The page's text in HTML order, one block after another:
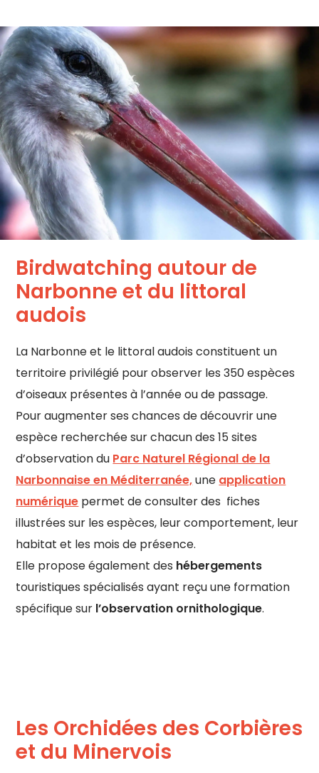
Birdwatching autour de
Narbonne et du littoral
audois
La Narbonne et le littoral audois constituent un
territoire privilégié pour observer les 350 espèces
d’oiseaux présentes à l’année ou de passage.
Pour augmenter ses chances de découvrir une
espèce recherchée sur chacun des 15 sites
d’observation du Parc Naturel Régional de la
Narbonnaise en Méditerranée,une application
numérique permet de consulter des fiches
illustrées sur les espèces, leur comportement, leur
habitat et les mois de présence.
Elle propose également des hébergements
touristiques spécialisés ayant reçu une formation
spécifique sur l’observation ornithologique.
Les Orchidées des Corbières
et du Minervois